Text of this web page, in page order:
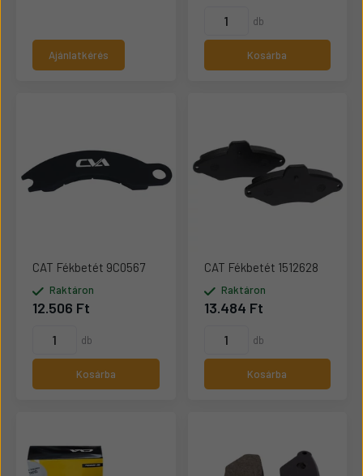
Ajánlatkérés
db
Kosárba
CAT Fékbetét 9C0567
Raktáron
12.506 Ft
db
Kosárba
CAT Fékbetét 1512628
Raktáron
13.484 Ft
db
Kosárba